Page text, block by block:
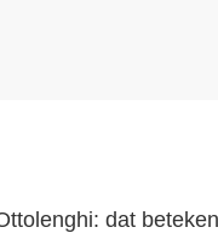
dat